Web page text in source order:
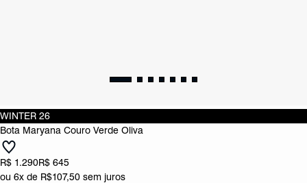
WINTER 26
Bota Maryana Couro Verde Oliva
R$ 1.290R$ 645
ou 6x de R$107,50 sem juros